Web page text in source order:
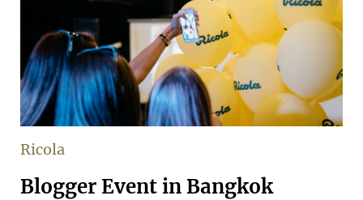
Ricola
Blogger Event in Bangkok